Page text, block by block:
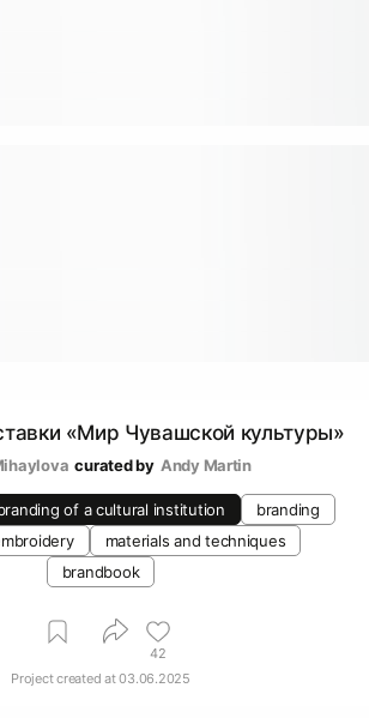
«Мир Чувашской культуры»
curated by Andy Martin
of a cultural institution
branding
materials and techniques
brandbook
42
Project created at03.06.2025